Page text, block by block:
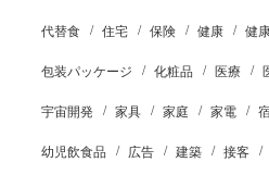
代替食 住宅 保険 健康 健
包装パッケージ 化粧品 医療
宇宙開発 家具 家庭 家電
幼児飲食品 広告 建築 接客